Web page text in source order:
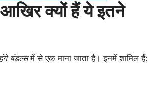
क्यों हैं ये इतने
बंडल्समें से एक माना जाता है। इनमें शामिल हैं: